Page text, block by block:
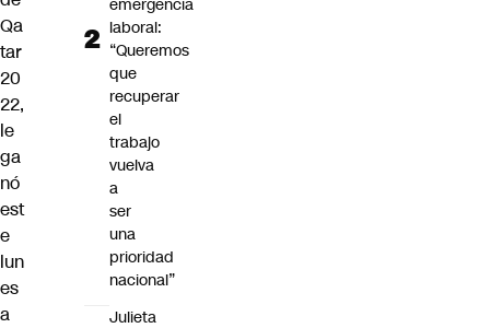
Qa
tar
20
22,
le
ga
nó
est
e
lun
es
a
emergencia
laboral:
“Queremos
que
recuperar
el
trabajo
vuelva
a
ser
una
prioridad
nacional”
Julieta